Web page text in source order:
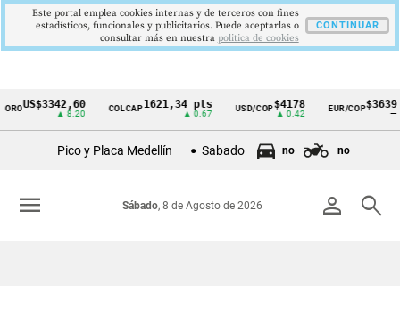
Cintillo
Colombia
US$3342,60
▲ 8.20
COLCAP 1621,34 pts
▲ 0.67
USD/COP$4178
▲ 0.42
EUR/COP$3639
Pico y Placa Medellín Sabado no no
person search
Sábado, 8 de Agosto de 2026
menu
Este portal emplea cookies internas y de terceros con fines
estadísticos, funcionales y publicitarios. Puede aceptarlas o
consultar más en nuestra politica de cookies
CONTINUAR